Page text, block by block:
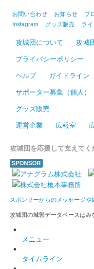
お問い合わせ お知らせ ブ
Instagram
グッズ販売 ラ
攻城団について 攻城
プライバシーポリシー
ヘルプ
ガイドライン
サポーター募集（個人）
グッズ販売
運営企業
広報室
攻城団を応援して支えてく
SPONSOR
スポンサーからのメッセージや
攻城団の城郭データベースはみ
メニュー
タイムライン